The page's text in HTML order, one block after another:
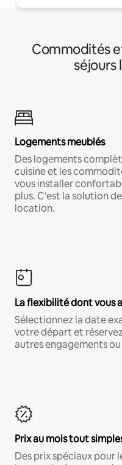
Commodités
séjours
Logements meublés
Des logements
cuisine et les
vous installer
plus. C'est la solution
location.
La flexibilité dont vous
Sélectionnez la date
votre départ et
autres engagements
Prix au mois tout
Des prix spéciaux pour